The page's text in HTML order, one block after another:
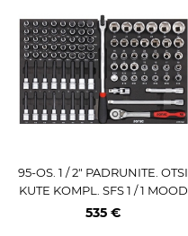
95-OS. 1 / 2" PADRUNITE. OTSI
KUTE KOMPL. SFS 1 / 1 MOOD
UL SONIC
535 €